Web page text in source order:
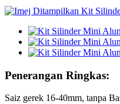
Penerangan Ringkas:
Saiz gerek 16-40mm, tanpa